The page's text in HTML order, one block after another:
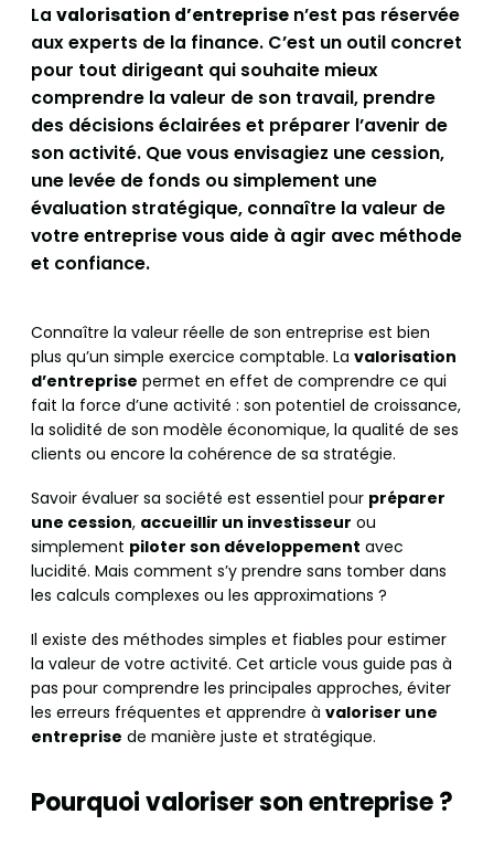
La valorisation d’entreprise n’est pas réservée
aux experts de la finance. C’est un outil concret
pour tout dirigeant qui souhaite mieux
comprendre la valeur de son travail, prendre
des décisions éclairées et préparer l’avenir de
son activité. Que vous envisagiez une cession,
une levée de fonds ou simplement une
évaluation stratégique, connaître la valeur de
votre entreprise vous aide à agir avec méthode
et confiance.
Connaître la valeur réelle de son entreprise est bien
plus qu’un simple exercice comptable. La valorisation
d’entreprise permet en effet de comprendre ce qui
fait la force d’une activité : son potentiel de croissance,
la solidité de son modèle économique, la qualité de ses
clients ou encore la cohérence de sa stratégie.
Savoir évaluer sa société est essentiel pour préparer
une cession, accueillir un investisseur ou
simplement piloter son développement avec
lucidité. Mais comment s’y prendre sans tomber dans
les calculs complexes ou les approximations ?
Il existe des méthodes simples et fiables pour estimer
la valeur de votre activité. Cet article vous guide pas à
pas pour comprendre les principales approches, éviter
les erreurs fréquentes et apprendre à valoriser une
entreprise de manière juste et stratégique.
Pourquoi valoriser son entreprise ?